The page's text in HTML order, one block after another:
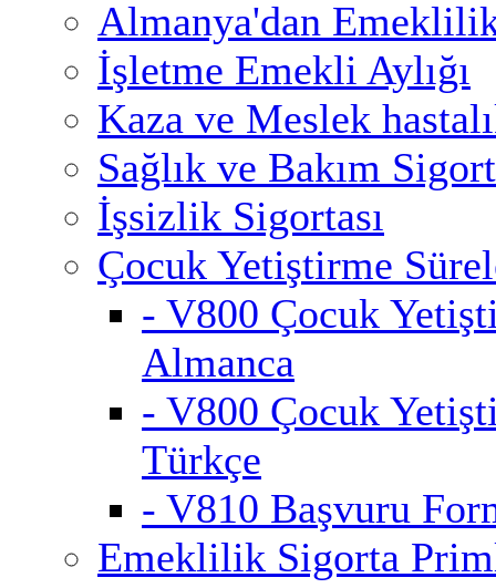
Almanya'dan
İşletme Emekli Aylığı
Kaza ve Meslek
Sağlık ve Bakım
İşsizlik Sigortası
Çocuk Yetiştirme
- V800 Çocuk
Almanca
- V800 Çocuk
Türkçe
- V810 Başvuru
Emeklilik Sigorta